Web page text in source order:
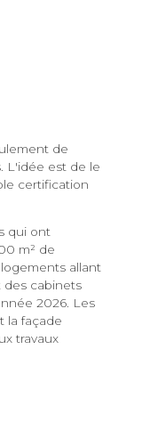
de
L'idée est de le
certification
qui ont
m² de
allant
des cabinets
2026. Les
la façade
travaux